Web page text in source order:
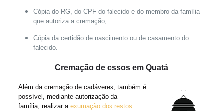
Cópia do RG, do CPF do falecido e do membro da família
que autoriza a cremação;
Cópia da certidão de nascimento ou de casamento do
falecido.
Cremação de ossos em Quatá
Além da cremação de cadáveres, também é
possível, mediante autorização da
família, realizar a exumação dos restos